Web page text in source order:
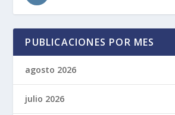
PUBLICACIONES POR MES
agosto 2026
julio 2026